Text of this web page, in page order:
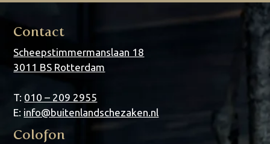
Colofon
Contact
Scheepstimmermanslaan 18
3011 BS Rotterdam
T: 010 – 209 2955
E: info@buitenlandschezaken.nl